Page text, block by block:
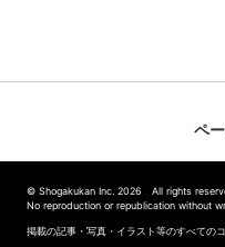
ペ
© Shogakukan Inc. 2026 All rights
No reproduction or republication without
掲載の記事・写真・イラスト等のすべての